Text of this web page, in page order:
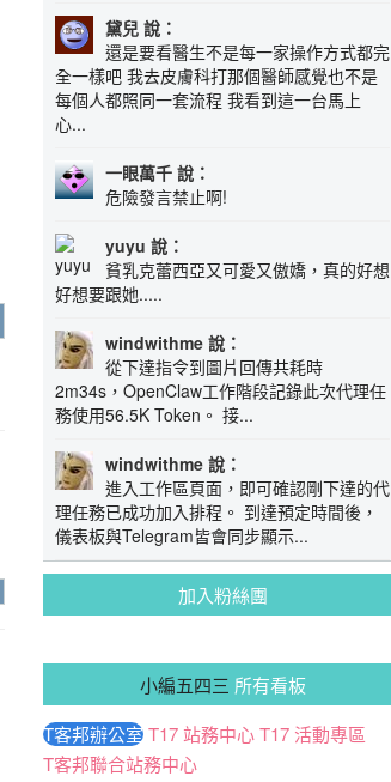
黛兒 說：
還是要看醫生不是每一家操作方式都完
全一樣吧 我去皮膚科打那個醫師感覺也不是
每個人都照同一套流程 我看到這一台馬上
心...
一眼萬千 說：
危險發言禁止啊!
yuyu 說：
貧乳克蕾西亞又可愛又傲嬌，真的好想
好想要跟她.....
windwithme 說：
從下達指令到圖片回傳共耗時
2m34s，OpenClaw工作階段記錄此次代理任
務使用56.5K Token。 接...
windwithme 說：
進入工作區頁面，即可確認剛下達的代
理任務已成功加入排程。 到達預定時間後，
儀表板與Telegram皆會同步顯示...
加入粉絲團
小編五四三 所有看板
T客邦辦公室T17 站務中心T17 活動專區
T客邦聯合站務中心